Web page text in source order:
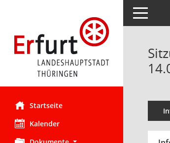
Startseite
Kalender
Toggle